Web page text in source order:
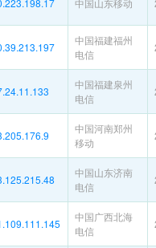
中国山东移动
中国福建福州
电信
中国福建泉州
电信
中国河南郑州
移动
中国山东济南
电信
中国广西北海
电信